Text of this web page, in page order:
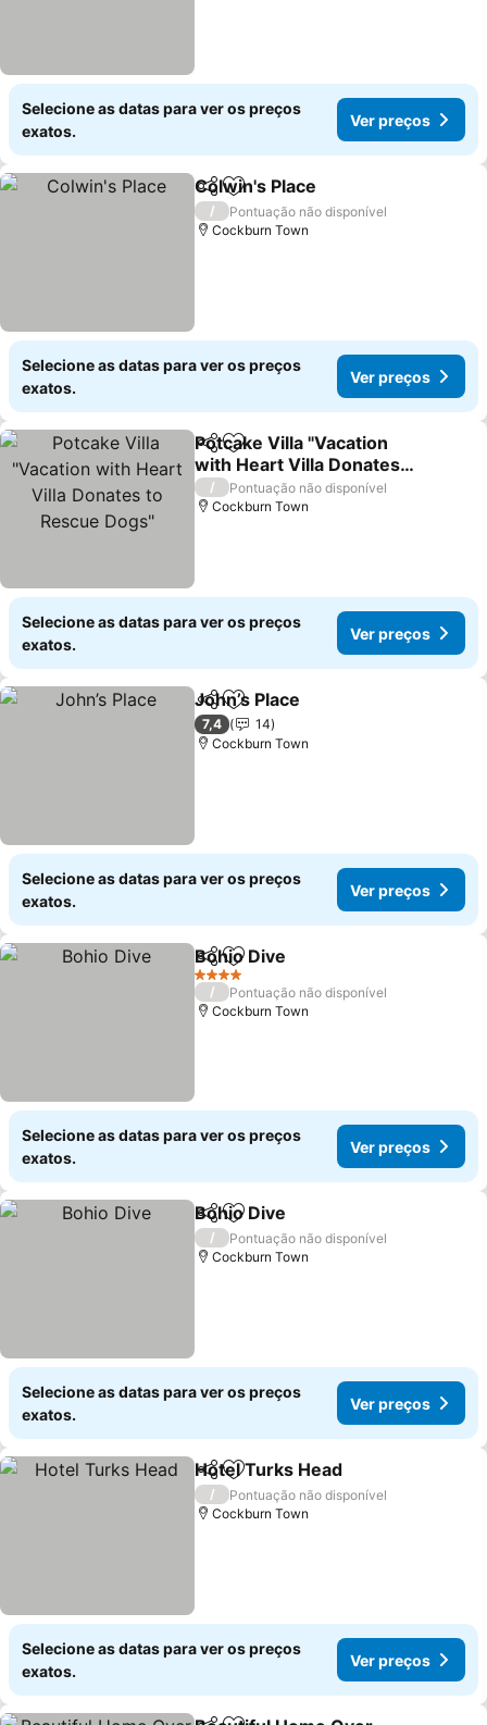
Selecione as datas para ver os preços
exatos.
Ver preços
PartilharAdicionar aos favoritos
Colwin's Place
/
Pontuação não disponível
Cockburn Town
Selecione as datas para ver os preços
exatos.
Ver preços
PartilharAdicionar aos favoritos
Potcake Villa "Vacation
with Heart Villa Donates
to Rescue Dogs"
/
Pontuação não disponível
Cockburn Town
Selecione as datas para ver os preços
exatos.
Ver preços
PartilharAdicionar aos favoritos
John’s Place
7,4
14
Cockburn Town
Selecione as datas para ver os preços
exatos.
Ver preços
PartilharAdicionar aos favoritos
Bohio Dive
4 Estrelas
/
Pontuação não disponível
Cockburn Town
Selecione as datas para ver os preços
exatos.
Ver preços
PartilharAdicionar aos favoritos
Bohio Dive
/
Pontuação não disponível
Cockburn Town
Selecione as datas para ver os preços
exatos.
Ver preços
PartilharAdicionar aos favoritos
Hotel Turks Head
/
Pontuação não disponível
Cockburn Town
Selecione as datas para ver os preços
exatos.
Ver preços